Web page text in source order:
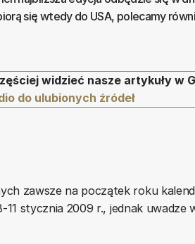
się wtedy do USA, polecamy
widzieć nasze artykuły w
do ulubionych źródeł
zawsze na początek roku
11 stycznia 2009 r., jednak